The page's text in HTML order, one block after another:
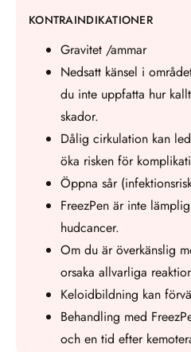
KONTRAINDIKATIONER
Gravitet /ammar
Nedsatt känsel i
du inte uppfatta hur
skador.
Dålig cirkulation kan
öka risken för
Öppna sår
FreezPen är inte
hudcancer.
Om du är överkänslig
orsaka allvarliga
Keloidbildning kan
Behandling med
och en tid efter